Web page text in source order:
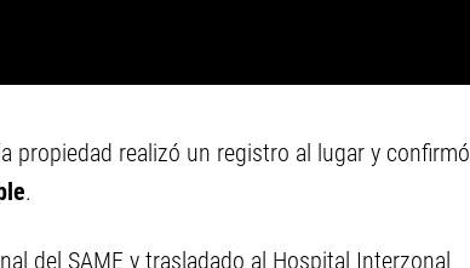
propiedad realizó un registro al lugar y confirmó
.
del SAME y trasladado al Hospital Interzonal